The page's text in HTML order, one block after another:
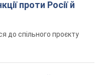
проти Росії й
до спільного проєкту